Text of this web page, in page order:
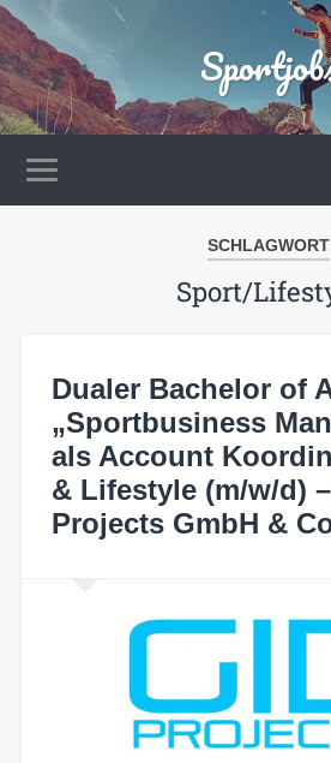
SCHLAGWORT
Sport/
Dualer Bachelor of
„Sportbusiness
als Account
& Lifestyle (m/w/d)
Projects GmbH &